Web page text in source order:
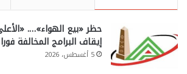
حظر «بيع الهواء»….
إيقاف البرامج المخالفة فورا
5 أغسطس، 2026